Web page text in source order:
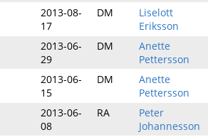
2013-08-
17
DM
Liselott
Eriksson
2013-06-
29
DM
Anette
Pettersson
2013-06-
15
DM
Anette
Pettersson
2013-06-
08
RA
Peter
Johannesson